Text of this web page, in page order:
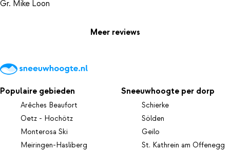
Meer reviews
Populaire gebieden
Arêches Beaufort
Oetz - Hochötz
Monterosa Ski
Meiringen-Hasliberg
Sneeuwhoogte per dorp
Schierke
Sölden
Geilo
St. Kathrein am Offenegg